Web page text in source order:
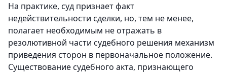
На практике, суд признает факт
недействительности сделки, но, тем не менее,
полагает необходимым не отражать в
резолютивной части судебного решения механизм
приведения сторон в первоначальное положение.
Существование судебного акта, признающего